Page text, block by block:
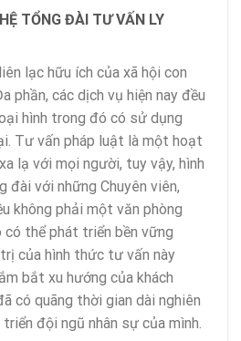
TỔNG ĐÀI TƯ VẤN LY
lạc hữu ích của xã hội con
phần, các dịch vụ hiện nay đều
hình trong đó có sử dụng
Tư vấn pháp luật là một hoạt
lạ với mọi người, tuy vậy, hình
đài với những Chuyên viên,
không phải một văn phòng
có thể phát triển bền vững
của hình thức tư vấn này
bắt xu hướng của khách
có quãng thời gian dài nghiên
đội ngũ nhân sự của mình.